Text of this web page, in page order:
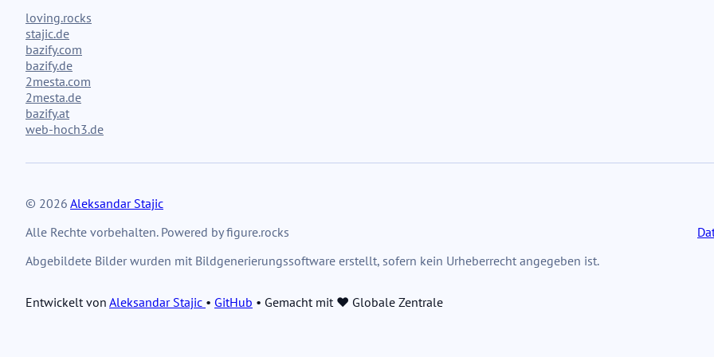
loving.rocks
stajic.de
bazify.com
bazify.de
2mesta.com
2mesta.de
bazify.at
web-hoch3.de
© 2026 Aleksandar Stajic
Alle Rechte vorbehalten. Powered by figure.rocks
Abgebildete Bilder wurden mit Bildgenerierungssoftware erstellt, sofern kein Urheberrecht angegeben ist.
Entwickelt von Aleksandar Stajic • GitHub • Gemacht mit ❤️ Globale Zentrale